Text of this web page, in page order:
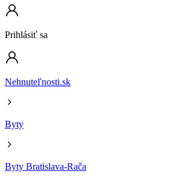
Prihlásiť sa
Nehnuteľnosti.sk
Byty
Byty Bratislava-Rača